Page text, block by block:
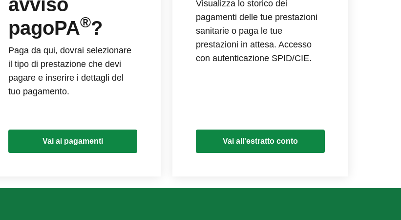
avviso
pagoPA®?
Paga da qui, dovrai selezionare
il tipo di prestazione che devi
pagare e inserire i dettagli del
tuo pagamento.
Vai ai pagamenti
Visualizza lo storico dei
pagamenti delle tue prestazioni
sanitarie o paga le tue
prestazioni in attesa. Accesso
con autenticazione SPID/CIE.
Vai all'estratto conto